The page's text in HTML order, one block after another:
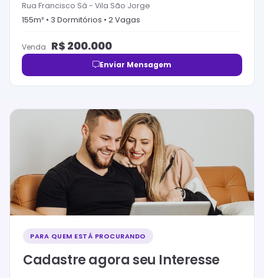
Rua Francisco Sá - Vila São Jorge
155m² • 3 Dormitórios • 2Vagas
Venda R$ 200.000
Enviar Mensagem
PARA QUEM ESTÁ PROCURANDO
Cadastre agora seu Interesse